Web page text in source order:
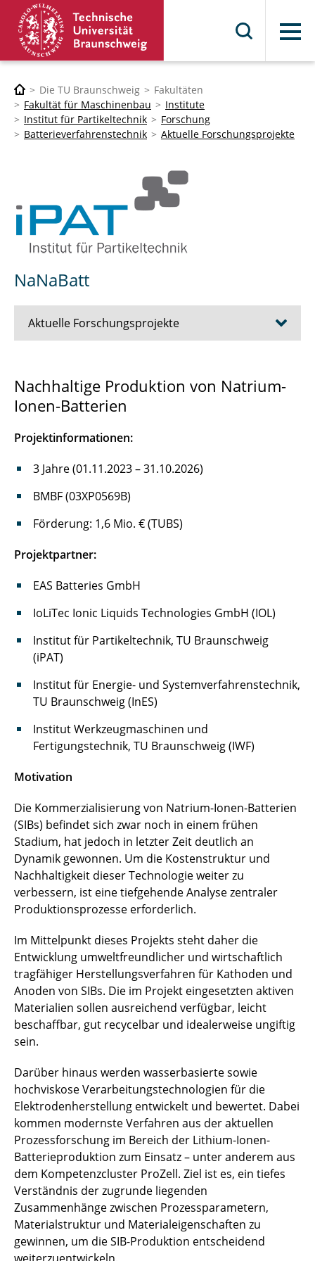
Menü
Die TU Braunschweig
Fakultäten
Fakultät für Maschinenbau
Institute
Institut für Partikeltechnik
Forschung
Batterieverfahrenstechnik
Aktuelle Forschungsprojekte
NaNaBatt
Aktuelle Forschungsprojekte
JSPS–DFG Kooperationsprojekt
GranuGoIn
GUTBatt
HiPoBat
KeraLiS
LEBAZ
NaNaBatt
OptiSPAN
ProLiT
SPP 2289 Hetero-Aggregates 2.0
S²taR
Nachhaltige Produktion von Natrium-
Ionen-Batterien
Projektinformationen:
3 Jahre (01.11.2023 – 31.10.2026)
BMBF (03XP0569B)
Förderung: 1,6 Mio. € (TUBS)
Projektpartner:
EAS Batteries GmbH
IoLiTec Ionic Liquids Technologies GmbH (IOL)
Institut für Partikeltechnik, TU Braunschweig
(iPAT)
Institut für Energie- und Systemverfahrenstechnik,
TU Braunschweig (InES)
Institut Werkzeugmaschinen und
Fertigungstechnik, TU Braunschweig (IWF)
Motivation
Die Kommerzialisierung von Natrium-Ionen-Batterien
(SIBs) befindet sich zwar noch in einem frühen
Stadium, hat jedoch in letzter Zeit deutlich an
Dynamik gewonnen. Um die Kostenstruktur und
Nachhaltigkeit dieser Technologie weiter zu
verbessern, ist eine tiefgehende Analyse zentraler
Produktionsprozesse erforderlich.
Im Mittelpunkt dieses Projekts steht daher die
Entwicklung umweltfreundlicher und wirtschaftlich
tragfähiger Herstellungsverfahren für Kathoden und
Anoden von SIBs. Die im Projekt eingesetzten aktiven
Materialien sollen ausreichend verfügbar, leicht
beschaffbar, gut recycelbar und idealerweise ungiftig
sein.
Darüber hinaus werden wasserbasierte sowie
hochviskose Verarbeitungstechnologien für die
Elektrodenherstellung entwickelt und bewertet. Dabei
kommen modernste Verfahren aus der aktuellen
Prozessforschung im Bereich der Lithium-Ionen-
Batterieproduktion zum Einsatz – unter anderem aus
dem Kompetenzcluster ProZell. Ziel ist es, ein tiefes
Verständnis der zugrunde liegenden
Zusammenhänge zwischen Prozessparametern,
Materialstruktur und Materialeigenschaften zu
gewinnen, um die SIB-Produktion entscheidend